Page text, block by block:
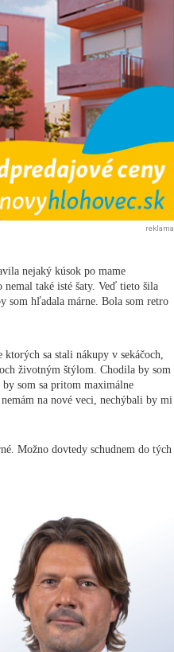
reklama
nejaký kúsok po mame
také isté šaty. Veď tieto šila
som hľadala márne. Bola som retro
sa stali nákupy v sekáčoch,
životným štýlom. Chodila by som
som sa pritom maximálne
na nové veci, nechýbali by mi
Možno dovtedy schudnem do tých